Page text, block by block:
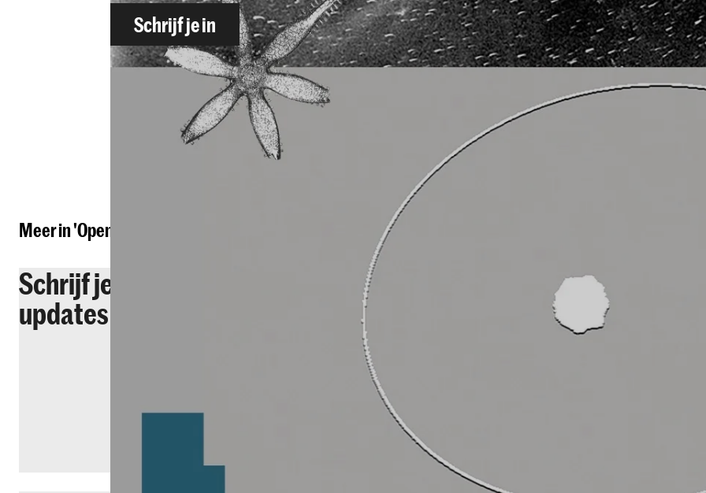
Schrijf je in
Meer in 'Open dag & Studiekeuze-evenementen'
Schrijf je in voor
updates
Informatie over
voortrajecten
Informatie over